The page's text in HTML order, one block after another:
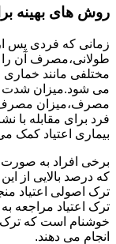
روش های بهینه
زمانی که فردی پس
طولانی،مصرف آن
مختلفی مانند
می شود.میزان شدت
مصرف،میزان مصرف
فرد برای مقابله با
بیماری اعتیاد کمک
برخی افراد به
که درصد بالایی از
ترک اصولی اعتیاد
ترک اعتیاد مراجعه
خوشنام است که ترک
انجام می دهند.